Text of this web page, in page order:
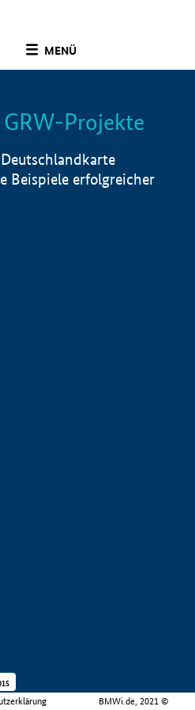
MENÜ
Info
Projekte
Beispiele erfolgreicher
BMWi.de, 2021 ©